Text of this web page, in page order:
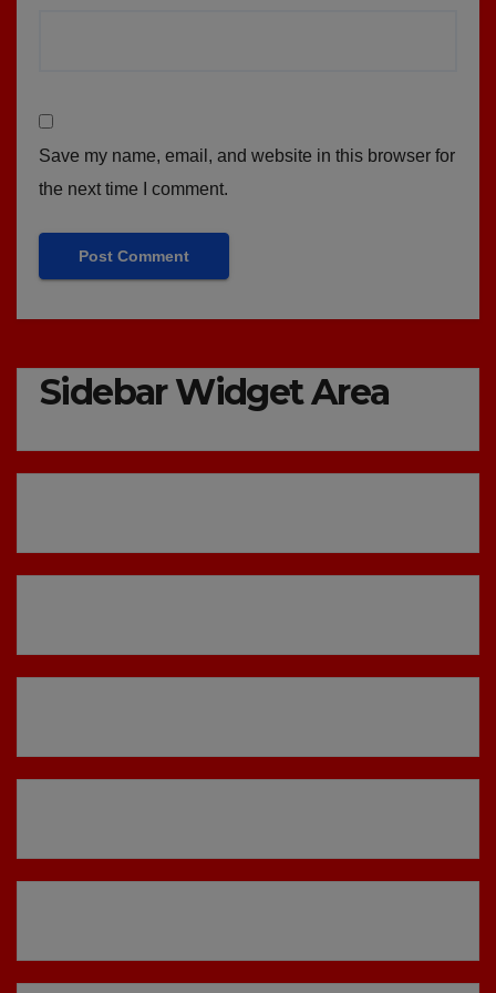
Save my name, email, and website in this browser for
the next time I comment.
Sidebar Widget Area